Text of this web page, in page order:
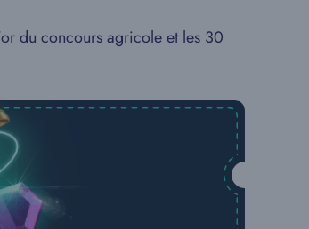
du concours agricole et les 30